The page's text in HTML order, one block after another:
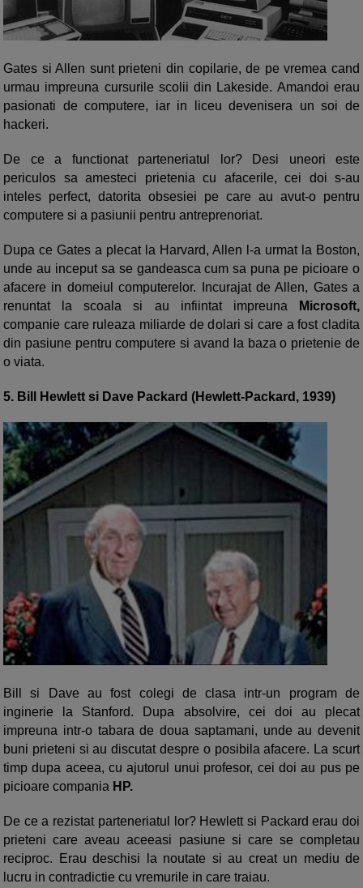
Gates si Allen sunt prieteni din copilarie, de pe vremea cand
urmau impreuna cursurile scolii din Lakeside. Amandoi erau
pasionati de computere, iar in liceu devenisera un soi de
hackeri.
De ce a functionat parteneriatul lor? Desi uneori este
periculos sa amesteci prietenia cu afacerile, cei doi s-au
inteles perfect, datorita obsesiei pe care au avut-o pentru
computere si a pasiunii pentru antreprenoriat.
Dupa ce Gates a plecat la Harvard, Allen l-a urmat la Boston,
unde au inceput sa se gandeasca cum sa puna pe picioare o
afacere in domeiul computerelor. Incurajat de Allen, Gates a
renuntat la scoala si au infiintat impreuna
Microsoft,
companie care ruleaza miliarde de dolari si care a fost cladita
din pasiune pentru computere si avand la baza o prietenie de
o viata.
5. Bill Hewlett si Dave Packard (Hewlett-Packard, 1939)
Bill si Dave au fost colegi de clasa intr-un program de
inginerie la Stanford. Dupa absolvire, cei doi au plecat
impreuna intr-o tabara de doua saptamani, unde au devenit
buni prieteni si au discutat despre o posibila afacere. La scurt
timp dupa aceea, cu ajutorul unui profesor, cei doi au pus pe
picioare compania HP.
De ce a rezistat parteneriatul lor? Hewlett si Packard erau doi
prieteni care aveau aceeasi pasiune si care se completau
reciproc. Erau deschisi la noutate si au creat un mediu de
lucru in contradictie cu vremurile in care traiau.